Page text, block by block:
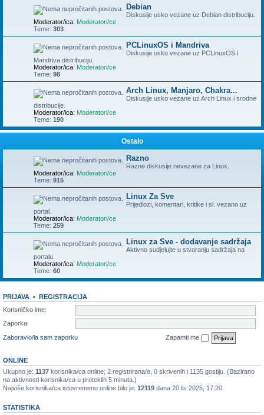
Debian
Diskusije usko vezane uz Debian distribuciju.
Moderator/ica: Moderatori/ce
Teme: 303
PCLinuxOS i Mandriva
Diskusije usko vezane uz PCLinuxOS i
Mandriva distribuciju.
Moderator/ica: Moderatori/ce
Teme: 98
Arch Linux, Manjaro, Chakra...
Diskusije usko vezane uz Arch Linux i srodne
distribucije.
Moderator/ica: Moderatori/ce
Teme: 190
Ostalo
Razno
Razne diskusije nevezane za Linux.
Moderator/ica: Moderatori/ce
Teme: 915
Linux Za Sve
Prijedlozi, komentari, kritike i sl. vezano uz
portal.
Moderator/ica: Moderatori/ce
Teme: 259
Linux za Sve - dodavanje sadržaja
Aktivno sudjelujte u stvaranju sadržaja na
portalu.
Moderator/ica: Moderatori/ce
Teme: 60
PRIJAVA • REGISTRACIJA
Korisničko ime:
Zaporka:
Zaboravio/la sam zaporku
Zapamti me
ONLINE
Ukupno je: 1137 korisnika/ca online; 2 registrirana/e, 0 skrivenih i 1135 gostiju. (Bazirano
na aktivnosti korisnika/ca u proteklih 5 minuta.)
Najviše korisnika/ca istovremeno online bilo je: 12119 dana 20 lis 2025, 17:20.
STATISTIKA